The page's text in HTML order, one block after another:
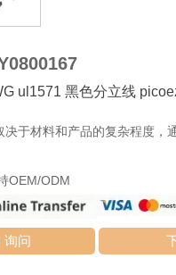
ul1571 黑色分立线
决于材料和产品的复杂程度，
OEM/ODM
询问